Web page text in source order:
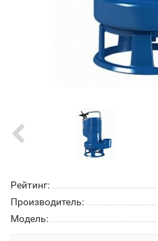
Рейтинг:
Производитель:
Модель: